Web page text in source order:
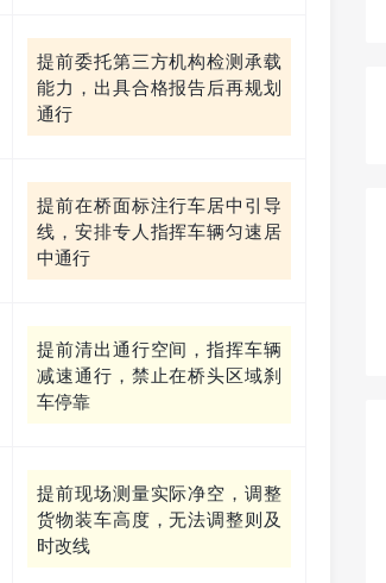
提前委托第三方机构检测承载
能力，出具合格报告后再规划
通行
提前在桥面标注行车居中引导
线，安排专人指挥车辆匀速居
中通行
提前清出通行空间，指挥车辆
减速通行，禁止在桥头区域刹
车停靠
提前现场测量实际净空，调整
货物装车高度，无法调整则及
时改线